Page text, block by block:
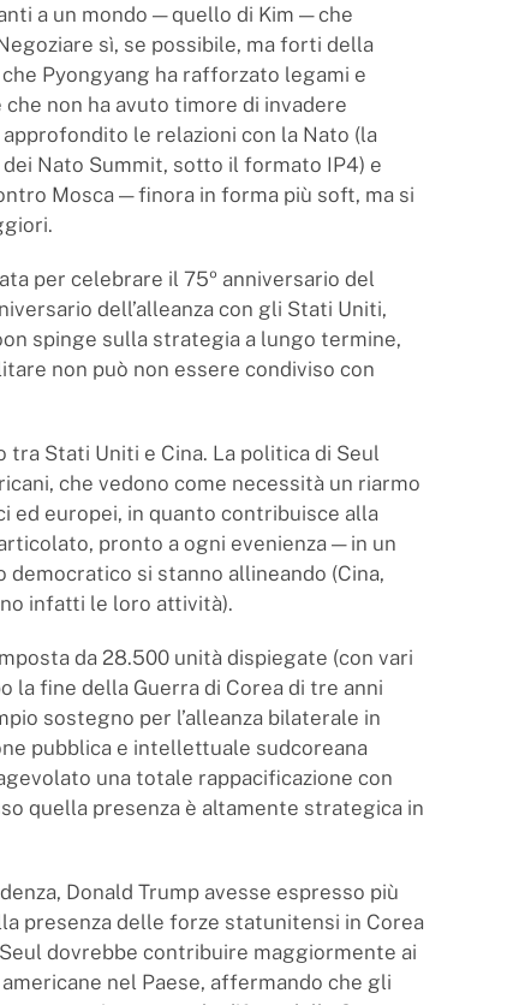
a un mondo — quello di Kim — che
sì, se possibile, ma forti della
Pyongyang ha rafforzato legami e
che non ha avuto timore di invadere
approfondito le relazioni con la Nato (la
Nato Summit, sotto il formato IP4) e
Mosca — finora in forma più soft, ma si
per celebrare il 75º anniversario del
dell’alleanza con gli Stati Uniti,
spinge sulla strategia a lungo termine,
non può non essere condiviso con
Stati Uniti e Cina. La politica di Seul
che vedono come necessità un riarmo
ed europei, in quanto contribuisce alla
pronto a ogni evenienza — in un
si stanno allineando (Cina,
infatti le loro attività).
da 28.500 unità dispiegate (con vari
la fine della Guerra di Corea di tre anni
sostegno per l’alleanza bilaterale in
pubblica e intellettuale sudcoreana
una totale rappacificazione con
quella presenza è altamente strategica in
Donald Trump avesse espresso più
presenza delle forze statunitensi in Corea
dovrebbe contribuire maggiormente ai
nel Paese, affermando che gli